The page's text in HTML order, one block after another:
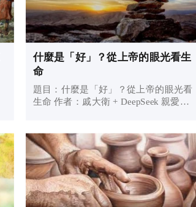
什麼是「好」？從上帝的眼光看生
命
題目：什麼是「好」？從上帝的眼光看
生命 作者：戚大衛 + DeepSeek 親愛的
好不好？」但什麼是「好」？是讓自己
舒服？是得到想要的？還是符合...